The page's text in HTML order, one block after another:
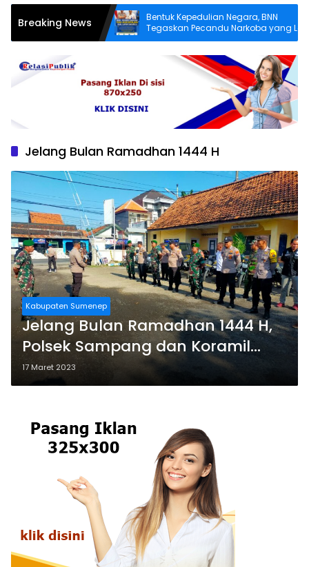
Breaking News
Layak,
Desa Angkatan
Jalan Rusak
Bentuk Kepedulian Negara, BNN
Tegaskan Pecandu Narkoba yang Lapor
Sukarela Tidak akan Dipenjara
Jelang Bulan Ramadhan 1444 H
Kabupaten Sumenep
Jelang Bulan Ramadhan 1444 H,
Polsek Sampang dan Koramil
0828/01 Apel Gabungan
17 Maret 2023